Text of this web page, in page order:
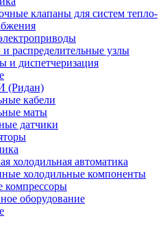
клапаны для систем тепло-
распределительные узлы
и диспетчеризация
(Ридан)
кабели
маты
датчики
холодильная автоматика
холодильные компоненты
компрессоры
оборудование